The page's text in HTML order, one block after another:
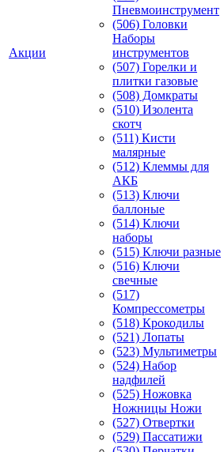
Акции
Пневмоинструмент
(506) Головки
Наборы
инструментов
(507) Горелки и
плитки газовые
(508) Домкраты
(510) Изолента
скотч
(511) Кисти
малярные
(512) Клеммы для
АКБ
(513) Ключи
баллоные
(514) Ключи
наборы
(515) Ключи разные
(516) Ключи
свечные
(517)
Компрессометры
(518) Крокодилы
(521) Лопаты
(523) Мультиметры
(524) Набор
надфилей
(525) Ножовка
Ножницы Ножи
(527) Отвертки
(529) Пассатижи